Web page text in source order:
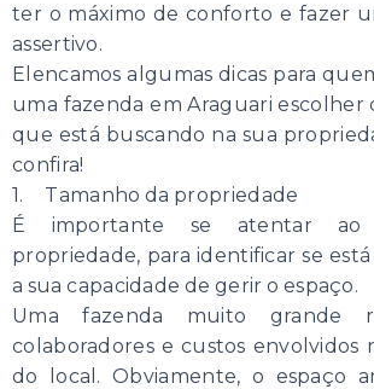
ter o máximo de conforto e fazer
assertivo.
Elencamos algumas dicas para
uma fazenda em Araguari
que está buscando na sua
confira!
1. Tamanho da propriedade
É importante se atentar ao
propriedade, para identificar se
a sua capacidade de gerir o espaço.
Uma fazenda muito grande
colaboradores e custos envolvidos
do local. Obviamente, o espaço